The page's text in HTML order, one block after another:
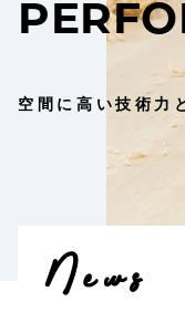
空間に高い技術力
News